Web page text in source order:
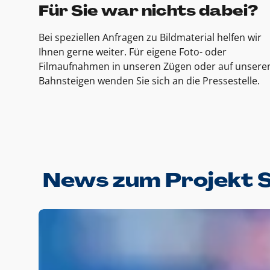
Für Sie war nichts dabei?
Bei speziellen Anfragen zu Bildmaterial helfen wir
Ihnen gerne weiter. Für eigene Foto- oder
Filmaufnahmen in unseren Zügen oder auf
Bahnsteigen wenden Sie sich an die Pressestelle.
News zum Projekt